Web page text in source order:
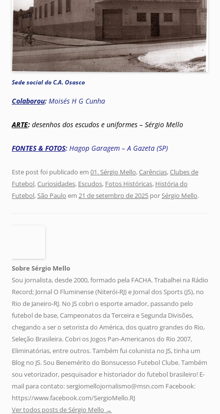
Sede social do C.A. Osasco
Colaborou: Moisés H G Cunha
ARTE: desenhos dos escudos e uniformes – Sérgio Mello
FONTES & FOTOS: Hagop Garagem – A Gazeta (SP)
Este post foi publicado em 01. Sérgio Mello,Carências,Clubes de
Futebol,Curiosidades, Escudos, Fotos Históricas, História do
Futebol,São Paulo em 21 de setembro de 2025 porSérgio Mello.
Sobre Sérgio Mello
Sou jornalista, desde 2000, formado pela FACHA. Trabalhei na Rádio
Record; Jornal O Fluminense (Niterói-RJ) e Jornal dos Sports (JS), no
Rio de Janeiro-RJ. No JS cobri o esporte amador, passando pelo
futebol de base, Campeonatos da Terceira e Segunda Divisões,
chegando a ser o setorista do América, dos quatro grandes do Rio,
Seleção Brasileira. Cobri os Jogos Pan-Americanos do Rio 2007,
Eliminatórias, entre outros. Também fui colunista no JS, tinha um
Blog no JS. Sou Benemérito do Bonsucesso Futebol Clube. Também
sou vetorizador, pesquisador e historiador do futebol brasileiro! E-
mail para contato: sergiomellojornalismo@msn.com Facebook:
https://www.facebook.com/SergioMello.RJ
Ver todos posts de Sérgio Mello →